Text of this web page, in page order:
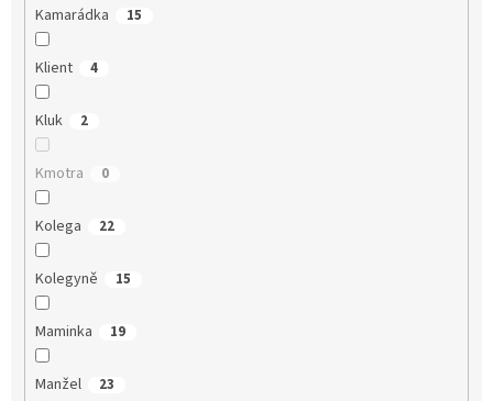
Kamarádka 15
Klient 4
Kluk 2
Kmotra 0
Kolega 22
Kolegyně 15
Maminka 19
Manžel 23